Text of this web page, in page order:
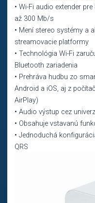
• Wi-Fi audio extender
až 300 Mb/s
• Mení stereo systémy a
streamovacie platformy
• Technológia Wi-Fi
Bluetooth zariadenia
• Prehráva hudbu zo
Android a iOS, aj z
AirPlay)
• Audio výstup cez
• Obsahuje vstavanú
• Jednoduchá
QRS